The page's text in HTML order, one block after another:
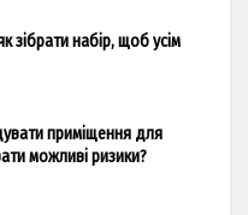
зібрати набір, щоб усім
приміщення для
можливі ризики?